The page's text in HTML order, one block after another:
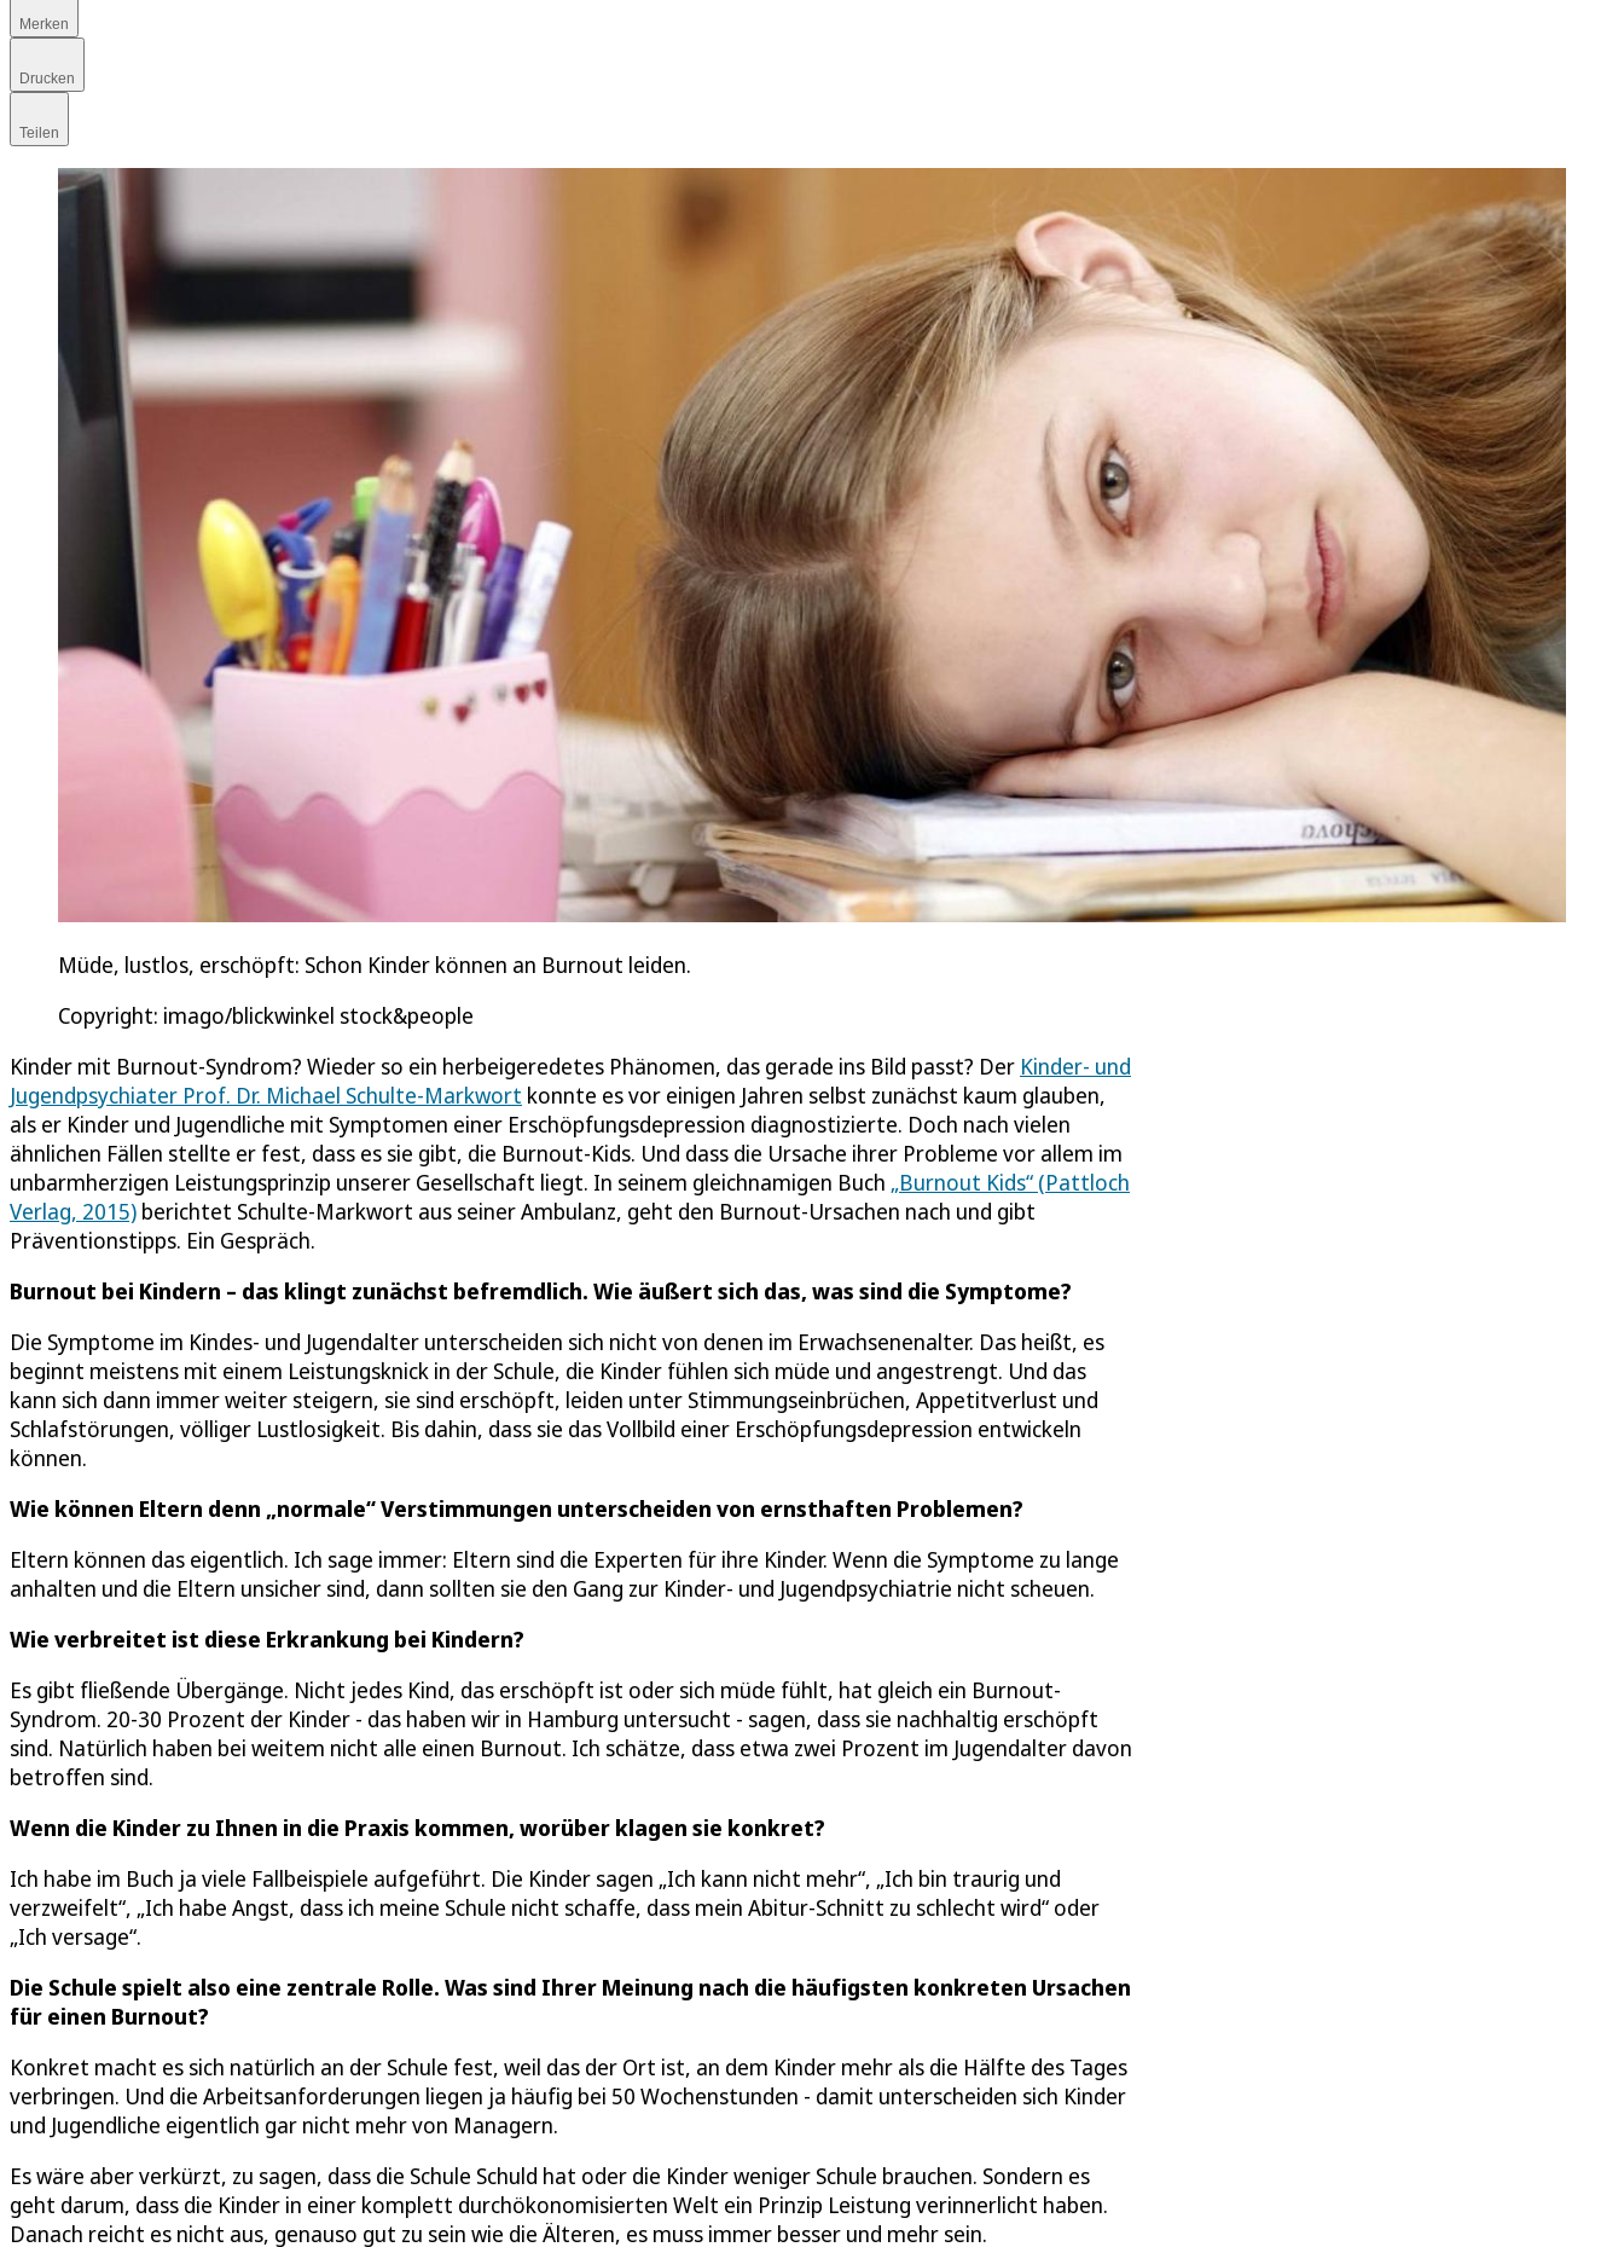
Merken
Drucken
Teilen
Müde, lustlos, erschöpft: Schon Kinder können an Burnout leiden.
Copyright: imago/blickwinkel stock&people
Kinder mit Burnout-Syndrom? Wieder so ein herbeigeredetes Phänomen, das gerade ins Bild passt? Der Kinder- und
Jugendpsychiater Prof. Dr. Michael Schulte-Markwort konnte es vor einigen Jahren selbst zunächst kaum glauben,
als er Kinder und Jugendliche mit Symptomen einer Erschöpfungsdepression diagnostizierte. Doch nach vielen
ähnlichen Fällen stellte er fest, dass es sie gibt, die Burnout-Kids. Und dass die Ursache ihrer Probleme vor allem im
unbarmherzigen Leistungsprinzip unserer Gesellschaft liegt. In seinem gleichnamigen Buch „Burnout Kids“ (Pattloch
Verlag, 2015) berichtet Schulte-Markwort aus seiner Ambulanz, geht den Burnout-Ursachen nach und gibt
Präventionstipps. Ein Gespräch.
Burnout bei Kindern – das klingt zunächst befremdlich. Wie äußert sich das, was sind die Symptome?
Die Symptome im Kindes- und Jugendalter unterscheiden sich nicht von denen im Erwachsenenalter. Das heißt, es
beginnt meistens mit einem Leistungsknick in der Schule, die Kinder fühlen sich müde und angestrengt. Und das
kann sich dann immer weiter steigern, sie sind erschöpft, leiden unter Stimmungseinbrüchen, Appetitverlust und
Schlafstörungen, völliger Lustlosigkeit. Bis dahin, dass sie das Vollbild einer Erschöpfungsdepression entwickeln
können.
Wie können Eltern denn „normale“ Verstimmungen unterscheiden von ernsthaften Problemen?
Eltern können das eigentlich. Ich sage immer: Eltern sind die Experten für ihre Kinder. Wenn die Symptome zu lange
anhalten und die Eltern unsicher sind, dann sollten sie den Gang zur Kinder- und Jugendpsychiatrie nicht scheuen.
Wie verbreitet ist diese Erkrankung bei Kindern?
Es gibt fließende Übergänge. Nicht jedes Kind, das erschöpft ist oder sich müde fühlt, hat gleich ein Burnout-
Syndrom. 20-30 Prozent der Kinder - das haben wir in Hamburg untersucht - sagen, dass sie nachhaltig erschöpft
sind. Natürlich haben bei weitem nicht alle einen Burnout. Ich schätze, dass etwa zwei Prozent im Jugendalter davon
betroffen sind.
Wenn die Kinder zu Ihnen in die Praxis kommen, worüber klagen sie konkret?
Ich habe im Buch ja viele Fallbeispiele aufgeführt. Die Kinder sagen „Ich kann nicht mehr“, „Ich bin traurig und
verzweifelt“, „Ich habe Angst, dass ich meine Schule nicht schaffe, dass mein Abitur-Schnitt zu schlecht wird“ oder
„Ich versage“.
Die Schule spielt also eine zentrale Rolle. Was sind Ihrer Meinung nach die häufigsten konkreten Ursachen
für einen Burnout?
Konkret macht es sich natürlich an der Schule fest, weil das der Ort ist, an dem Kinder mehr als die Hälfte des Tages
verbringen. Und die Arbeitsanforderungen liegen ja häufig bei 50 Wochenstunden - damit unterscheiden sich Kinder
und Jugendliche eigentlich gar nicht mehr von Managern.
Es wäre aber verkürzt, zu sagen, dass die Schule Schuld hat oder die Kinder weniger Schule brauchen. Sondern es
geht darum, dass die Kinder in einer komplett durchökonomisierten Welt ein Prinzip Leistung verinnerlicht haben.
Danach reicht es nicht aus, genauso gut zu sein wie die Älteren, es muss immer besser und mehr sein.